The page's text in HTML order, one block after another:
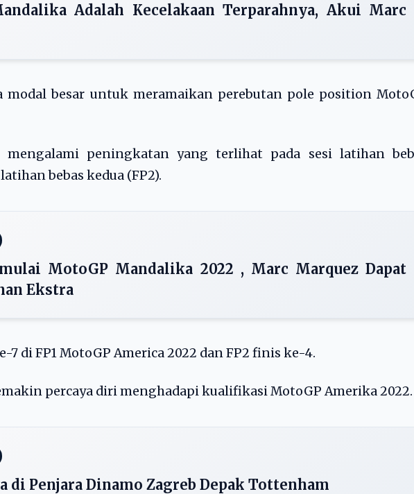
Adalah Kecelakaan Terparahnya, Akui Marc
modal besar untuk meramaikan perebutan pole position
mengalami peningkatan yang terlihat pada sesi latihan
bebas kedua (FP2).
MotoGP Mandalika 2022 , Marc Marquez Dapat
Ekstra
di FP1 MotoGP America 2022 dan FP2 finis ke-4.
percaya diri menghadapi kualifikasi MotoGP Amerika 2022.
di Penjara Dinamo Zagreb Depak Tottenham